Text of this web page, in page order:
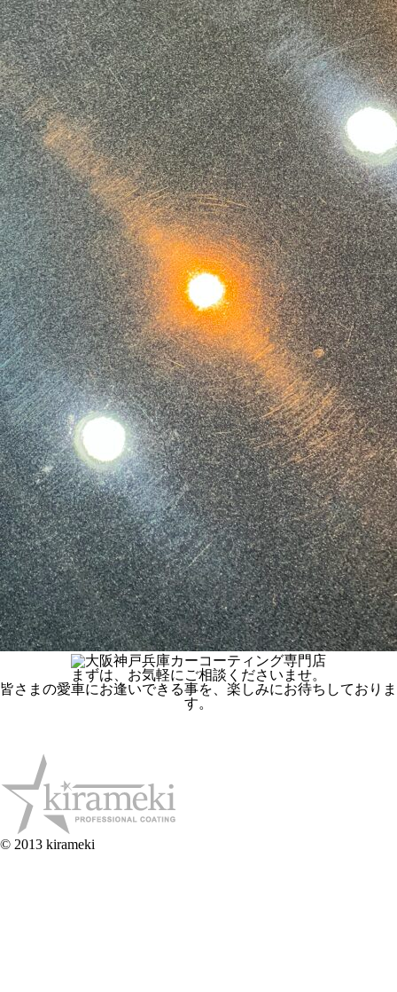
まずは、お気軽にご相談くださいませ。
皆さまの愛車にお逢いできる事を、楽しみにお待ちしておりま
す。
© 2013 kirameki